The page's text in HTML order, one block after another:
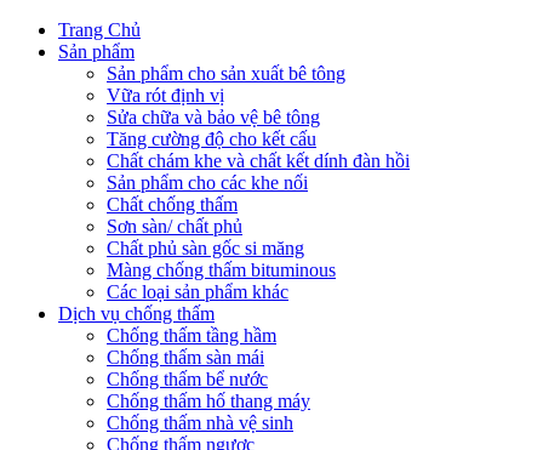
Trang Chủ
Sản phẩm
Sản phẩm cho sản xuất bê tông
Vữa rót định vị
Sửa chữa và bảo vệ bê tông
Tăng cường độ cho kết cấu
Chất chám khe và chất kết dính đàn hồi
Sản phẩm cho các khe nối
Chất chống thấm
Sơn sàn/ chất phủ
Chất phủ sàn gốc si măng
Màng chống thấm bituminous
Các loại sản phẩm khác
Dịch vụ chống thấm
Chống thấm tầng hầm
Chống thấm sàn mái
Chống thấm bể nước
Chống thấm hố thang máy
Chống thấm nhà vệ sinh
Chống thấm ngược